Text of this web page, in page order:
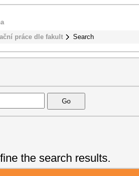
práce dle fakult Search
the search results.